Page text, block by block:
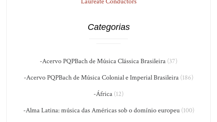
Categorias
-Acervo PQPBach de Música Clássica Brasileira (37)
-Acervo PQPBach de Música Colonial e Imperial Brasileira (186)
-África (12)
-Alma Latina: música das Américas sob o domínio europeu(100)